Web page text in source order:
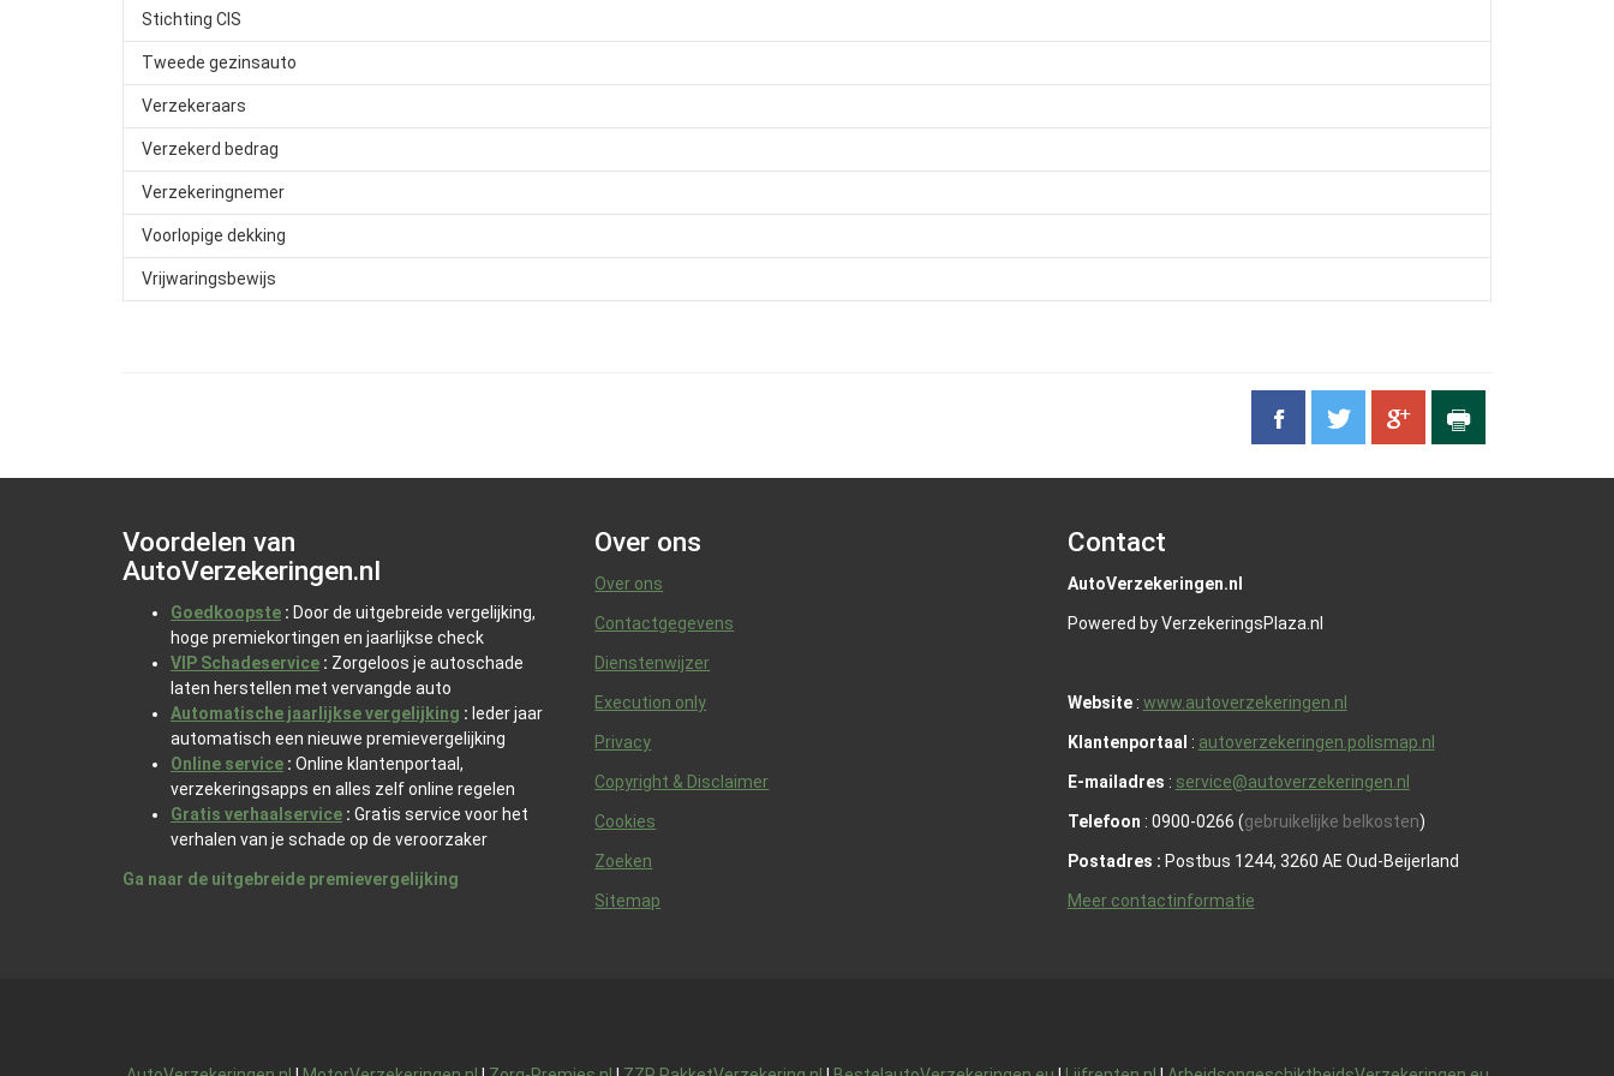
Stichting CIS
Tweede gezinsauto
Verzekeraars
Verzekerd bedrag
Verzekeringnemer
Voorlopige dekking
Vrijwaringsbewijs
Voordelen van
AutoVerzekeringen.nl
Goedkoopste : Door de uitgebreide vergelijking,
hoge premiekortingen en jaarlijkse check
VIP Schadeservice : Zorgeloos je autoschade
laten herstellen met vervangde auto
Automatische jaarlijkse vergelijking : Ieder jaar
automatisch een nieuwe premievergelijking
Online service : Online klantenportaal,
verzekeringsapps en alles zelf online regelen
Gratis verhaalservice : Gratis service voor het
verhalen van je schade op de veroorzaker
Ga naar de uitgebreide premievergelijking
Over ons
Over ons
Contactgegevens
Dienstenwijzer
Execution only
Privacy
Copyright & Disclaimer
Cookies
Zoeken
Sitemap
Contact
AutoVerzekeringen.nl
Powered by VerzekeringsPlaza.nl
Website: www.autoverzekeringen.nl
Klantenportaal : autoverzekeringen.polismap.nl
E-mailadres : service@autoverzekeringen.nl
Telefoon : 0900-0266 (gebruikelijke belkosten)
Postadres : Postbus 1244, 3260 AE Oud-Beijerland
Meer contactinformatie